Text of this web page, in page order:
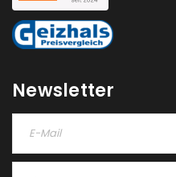
Newsletter